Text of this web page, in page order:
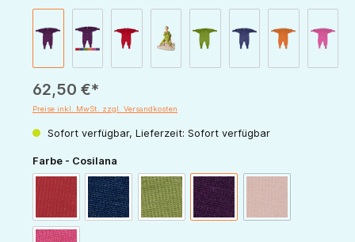
62,50 €*
Preise inkl. MwSt. zzgl. Versandkosten
Sofort verfügbar, Lieferzeit: Sofort verfügbar
Farbe - Cosilana
marine grün pflaume